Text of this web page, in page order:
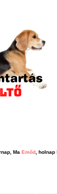
Ma Emőd, holnap